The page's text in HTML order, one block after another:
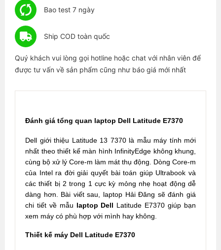
Bao test 7 ngày
Ship COD toàn quốc
Quý khách vui lòng gọi hotline hoặc chat với nhân viên để
được tư vấn về sản phẩm cũng như báo giá mới nhất
Đánh giá tổng quan laptop Dell Latitude E7370
Dell giới thiệu Latitude 13 7370 là mẫu máy tính mới
nhất theo thiết kế màn hình InfinityEdge không khung,
cùng bộ xử lý Core-m làm mát thụ động. Dòng Core-m
của Intel ra đời giải quyết bài toán giúp Ultrabook và
các thiết bị 2 trong 1 cực kỳ mỏng nhẹ hoạt động dễ
dàng hơn. Bài viết sau, laptop Hải Đăng sẽ đánh giá
chi tiết về mẫu laptop Dell Latitude E7370 giúp bạn
xem máy có phù hợp với mình hay không.
Thiết kế máy Dell Latitude E7370